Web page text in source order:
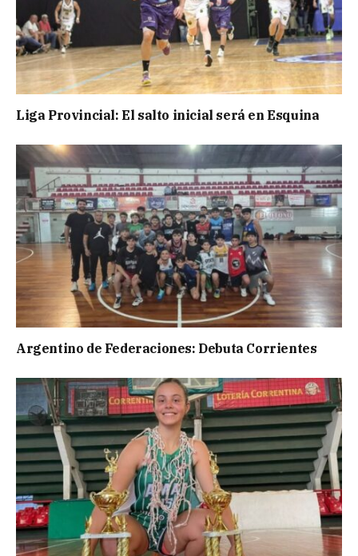
Liga Provincial: El salto inicial será en Esquina
Argentino de Federaciones: Debuta Corrientes